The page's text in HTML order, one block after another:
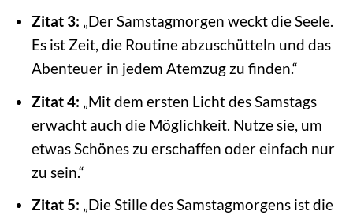
Zitat 3: „Der Samstagmorgen weckt die Seele.
Es ist Zeit, die Routine abzuschütteln und das
Abenteuer in jedem Atemzug zu finden.“
Zitat 4: „Mit dem ersten Licht des Samstags
erwacht auch die Möglichkeit. Nutze sie, um
etwas Schönes zu erschaffen oder einfach nur
zu sein.“
Zitat 5: „Die Stille des Samstagmorgens ist die